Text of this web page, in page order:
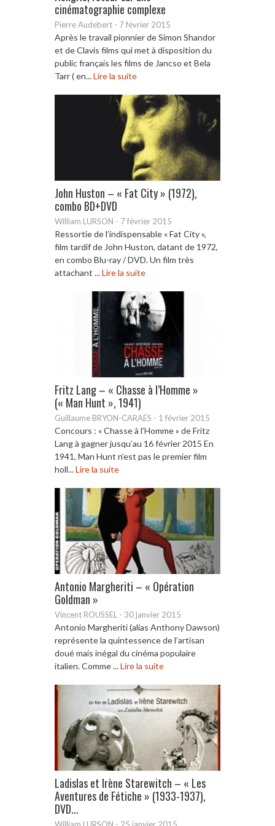
cinématographie complexe
Pierre Audebert - 7 février 2015
Après le travail pionnier de Simon Shandor
et de Clavis films qui met à disposition du
public français les films de Jancso et Bela
Tarr ( en...Lire la suite
John Huston – « Fat City » (1972),
combo BD+DVD
William LURSON - 7 février 2015
Ressortie de l’indispensable « Fat City »,
film tardif de John Huston, datant de 1972,
en combo Blu-ray / DVD. Un film très
attachant ...Lire la suite
Fritz Lang – « Chasse à l’Homme »
(« Man Hunt », 1941)
Guillaume BRYON-CARAËS - 1 février 2015
Concours : « Chasse à l’Homme » de Fritz
Lang à gagner jusqu’au 16 février 2015 En
1941, Man Hunt n’est pas le premier film
holl...Lire la suite
Antonio Margheriti – « Opération
Goldman »
Vincent ROUSSEL - 30 janvier 2015
Antonio Margheriti (alias Anthony Dawson)
représente la quintessence de l’artisan
doué mais inégal du cinéma populaire
italien. Comme ...Lire la suite
Ladislas et Irène Starewitch – « Les
Aventures de Fétiche » (1933-1937),
DVD...